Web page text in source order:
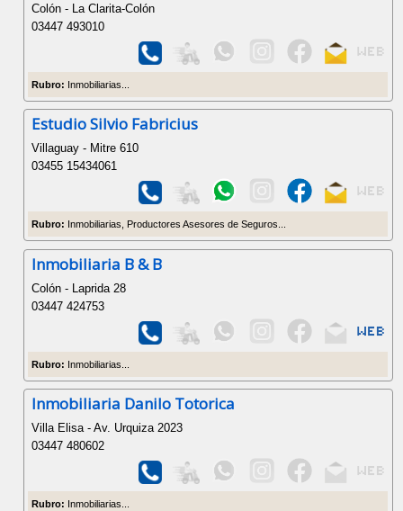
Colón - La Clarita-Colón
03447 493010
Rubro: Inmobiliarias...
Estudio Silvio Fabricius
Villaguay - Mitre 610
03455 15434061
Rubro: Inmobiliarias, Productores Asesores de Seguros...
Inmobiliaria B & B
Colón - Laprida 28
03447 424753
Rubro: Inmobiliarias...
Inmobiliaria Danilo Totorica
Villa Elisa - Av. Urquiza 2023
03447 480602
Rubro: Inmobiliarias...